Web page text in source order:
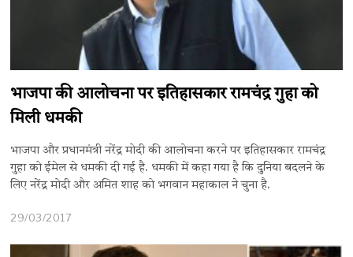
भाजपा की आलोचना पर इतिहासकार रामचंद्र गुहा को
मिली धमकी
भाजपा और प्रधानमंत्री नरेंद्र मोदी की आलोचना करने पर इतिहासकार रामचंद्र
गुहा को ईमेल से धमकी दी गई है. धमकी में कहा गया है कि दुनिया बदलने के
लिए नरेंद्र मोदी और अमित शाह को भगवान महाकाल ने चुना है.
29/03/2017